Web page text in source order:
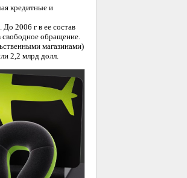
кредитные и
2006 г в ее состав
свободное обращение.
магазинами)
2,2 млрд долл.